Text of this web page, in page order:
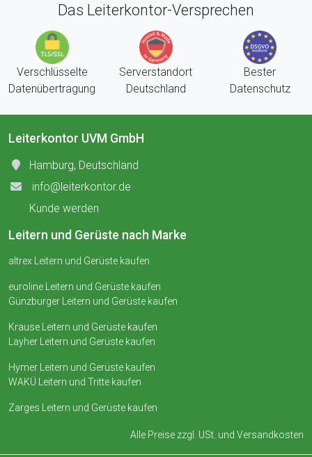
Das Leiterkontor-Versprechen
Verschlüsselte
Datenübertragung
Serverstandort
Deutschland
Bester
Datenschutz
Leiterkontor UVM GmbH
Hamburg, Deutschland
info@leiterkontor.de
Kunde werden
Leitern und Gerüste nach Marke
altrex Leitern und Gerüste kaufen
euroline Leitern und Gerüste kaufen
Günzburger Leitern und Gerüste kaufen
Krause Leitern und Gerüste kaufen
Layher Leitern und Gerüste kaufen
Hymer Leitern und Gerüste kaufen
WAKÜ Leitern und Tritte kaufen
Zarges Leitern und Gerüste kaufen
Alle Preise zzgl. USt. und Versandkosten